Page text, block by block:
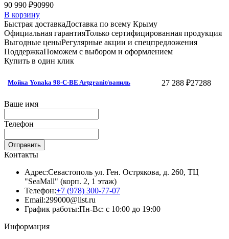
90 990 ₽90990
В корзину
Быстрая доставкаДоставка по всему Крыму
Официальная гарантияТолько сертифицированная продукция
Выгодные ценыРегулярные акции и спецпредложения
ПоддержкаПоможем с выбором и оформлением
Купить в один клик
Мойка Yonaka 98-C-BE Artgranit/ваниль 27 288 ₽27288
Ваше имя
Телефон
Отправить
Контакты
Адрес:Севастополь ул. Ген. Острякова, д. 260, ТЦ
"SeaMall" (корп. 2, 1 этаж)
Телефон:+7 (978) 300-77-07
Email:299000@list.ru
График работы:Пн-Вс: с 10:00 до 19:00
Информация